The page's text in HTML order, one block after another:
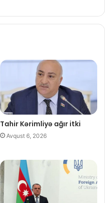
Tahir Kərimliyə ağır itki
Avqust 6, 2026